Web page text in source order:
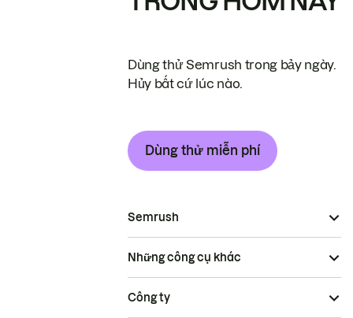
Dùng thử Semrush trong bảy ngày.
Hủy bất cứ lúc nào.
Dùng thử miễn phí
Semrush
Những công cụ khác
Công ty